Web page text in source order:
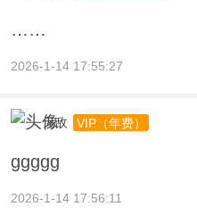
……
2026-1-14 17:55:27
无敌 VIP（年费）
ggggg
2026-1-14 17:56:11